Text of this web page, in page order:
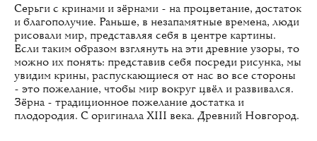
Серьги с кринами и зёрнами - на процветание, достаток
и благополучие. Раньше, в незапамятные времена, люди
рисовали мир, представляя себя в центре картины.
Если таким образом взглянуть на эти древние узоры, то
можно их понять: представив себя посреди рисунка, мы
увидим крины, распускающиеся от нас во все стороны
- это пожелание, чтобы мир вокруг цвёл и развивался.
Зёрна - традиционное пожелание достатка и
плодородия. С оригинала XIII века. Древний Новгород.